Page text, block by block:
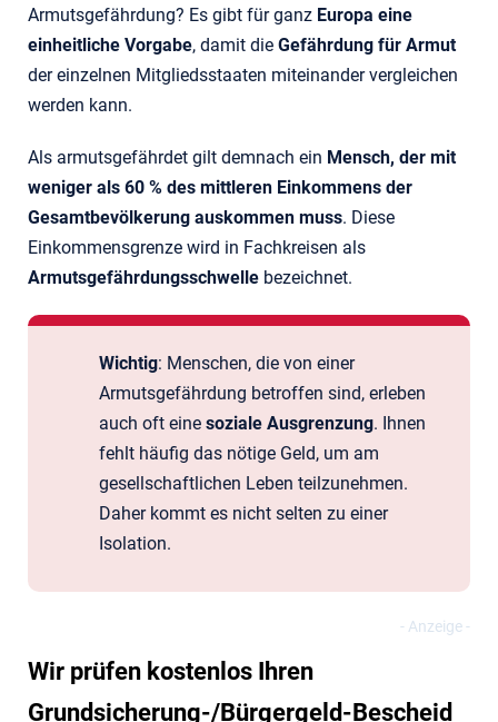
Armutsgefährdung? Es gibt für ganz Europa eine
einheitliche Vorgabe, damit die Gefährdung für Armut
der einzelnen Mitgliedsstaaten miteinander vergleichen
werden kann.
Als armutsgefährdet gilt demnach ein Mensch, der mit
weniger als 60 % des mittleren Einkommens der
Gesamtbevölkerung auskommen muss. Diese
Einkommensgrenze wird in Fachkreisen als
Armutsgefährdungsschwelle bezeichnet.
Wichtig: Menschen, die von einer
Armutsgefährdung betroffen sind, erleben
auch oft eine soziale Ausgrenzung. Ihnen
fehlt häufig das nötige Geld, um am
gesellschaftlichen Leben teilzunehmen.
Daher kommt es nicht selten zu einer
Isolation.
Wir prüfen kostenlos Ihren
Grundsicherung-/Bürgergeld-Bescheid